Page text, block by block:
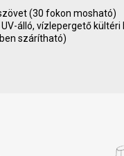
(30 fokon mosható)
UV-álló, vízlepergető
szárítható)